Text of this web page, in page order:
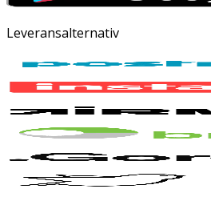
Leveransalternativ